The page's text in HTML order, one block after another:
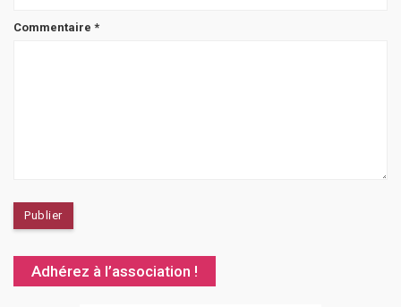
Commentaire *
Adhérez à l’association !